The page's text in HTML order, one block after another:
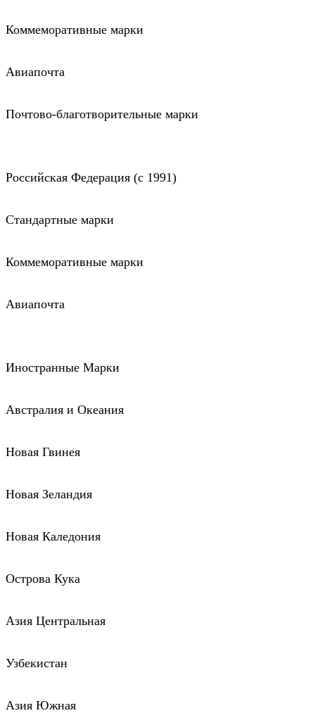
Коммеморативные марки
Авиапочта
Почтово-благотворительные марки
Российская Федерация (c 1991)
Стандартные марки
Коммеморативные марки
Авиапочта
Иностранные Марки
Австралия и Океания
Новая Гвинея
Новая Зеландия
Новая Каледония
Острова Кука
Азия Центральная
Узбекистан
Азия Южная